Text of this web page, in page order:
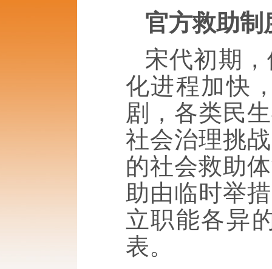
官方救助制
宋代初期
化进程加快
剧，各类民
社会治理挑
的社会救助
助由临时举
立职能各异
表。